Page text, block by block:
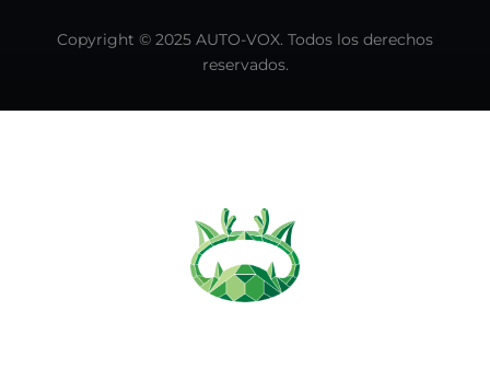
Copyright © 2025 AUTO-VOX. Todos los derechos
reservados.